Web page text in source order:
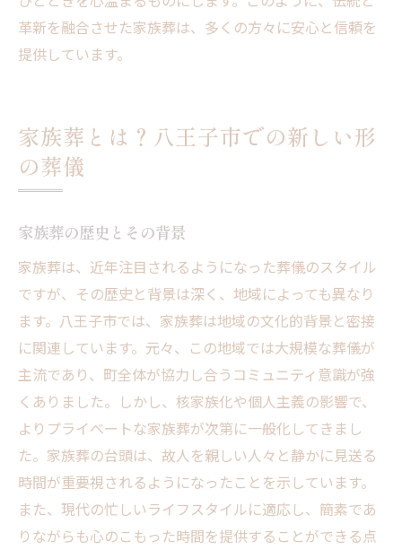
革新を融合させた家族葬は、多くの方々に安心と信頼を
提供しています。
家族葬とは？八王子市での新しい形
の葬儀
家族葬の歴史とその背景
家族葬は、近年注目されるようになった葬儀のスタイル
ですが、その歴史と背景は深く、地域によっても異なり
ます。八王子市では、家族葬は地域の文化的背景と密接
に関連しています。元々、この地域では大規模な葬儀が
主流であり、町全体が協力し合うコミュニティ意識が強
くありました。しかし、核家族化や個人主義の影響で、
よりプライベートな家族葬が次第に一般化してきまし
た。家族葬の台頭は、故人を親しい人々と静かに見送る
時間が重要視されるようになったことを示しています。
また、現代の忙しいライフスタイルに適応し、簡素であ
りながらも心のこもった時間を提供することができる点